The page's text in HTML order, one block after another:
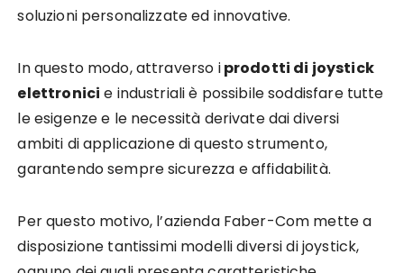
soluzioni personalizzate ed innovative.
In questo modo, attraverso iprodotti di joystick
elettronici e industriali è possibile soddisfare tutte
le esigenze e le necessità derivate dai diversi
ambiti di applicazione di questo strumento,
garantendo sempre sicurezza e affidabilità.
Per questo motivo, l’azienda Faber-Com mette a
disposizione tantissimi modelli diversi di joystick,